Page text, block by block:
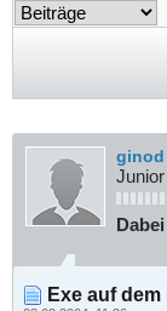
ginod
Exe auf